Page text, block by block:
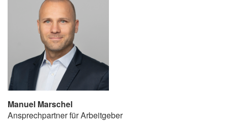
Manuel Marschel
Ansprechpartner für Arbeitgeber